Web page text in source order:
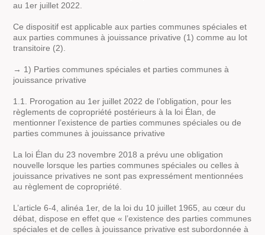
au 1er juillet 2022.
Ce dispositif est applicable aux parties communes spéciales et
aux parties communes à jouissance privative (1) comme au lot
transitoire (2).
→ 1) Parties communes spéciales et parties communes à
jouissance privative
1.1. Prorogation au 1er juillet 2022 de l’obligation, pour les
règlements de copropriété postérieurs à la loi Élan, de
mentionner l’existence de parties communes spéciales ou de
parties communes à jouissance privative
La loi Élan du 23 novembre 2018 a prévu une obligation
nouvelle lorsque les parties communes spéciales ou celles à
jouissance privatives ne sont pas expressément mentionnées
au règlement de copropriété.
L’article 6-4, alinéa 1er, de la loi du 10 juillet 1965, au cœur du
débat, dispose en effet que « l’existence des parties communes
spéciales et de celles à jouissance privative est subordonnée à